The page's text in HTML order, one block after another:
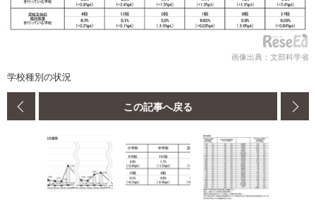
画像出典：文部科学省
学校種別の状況
この記事へ戻る